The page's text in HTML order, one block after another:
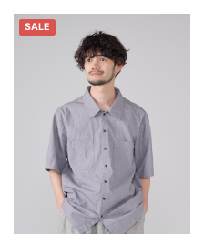
SALE